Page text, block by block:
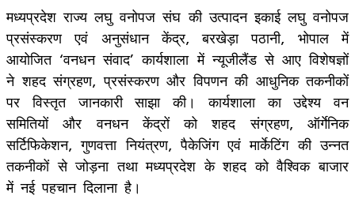
मध्यप्रदेश राज्य लघु वनोपज संघ की उत्पादन इकाई लघु वनोपज
प्रसंस्करण एवं अनुसंधान केंद्र, बरखेड़ा पठानी, भोपाल में
आयोजित ‘वनधन संवाद’ कार्यशाला में न्यूजीलैंड से आए विशेषज्ञों
ने शहद संग्रहण, प्रसंस्करण और विपणन की आधुनिक तकनीकों
पर विस्तृत जानकारी साझा की। कार्यशाला का उद्देश्य वन
समितियों और वनधन केंद्रों को शहद संग्रहण, ऑर्गेनिक
सर्टिफिकेशन, गुणवत्ता नियंत्रण, पैकेजिंग एवं मार्केटिंग की उन्नत
तकनीकों से जोड़ना तथा मध्यप्रदेश के शहद को वैश्विक बाजार
में नई पहचान दिलाना है।